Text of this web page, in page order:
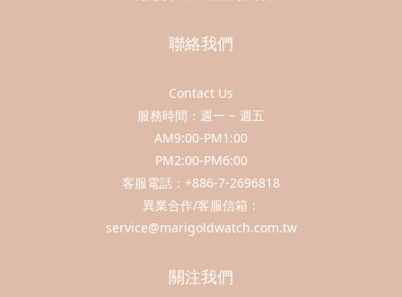
聯絡我們
Contact Us
服務時間：週一 ~ 週五
AM9:00-PM1:00
PM2:00-PM6:00
客服電話：+886-7-2696818
異業合作/客服信箱：
service@marigoldwatch.com.tw
關注我們